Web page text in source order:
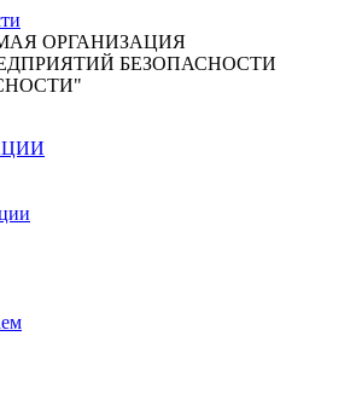
ОРГАНИЗАЦИЯ
БЕЗОПАСНОСТИ